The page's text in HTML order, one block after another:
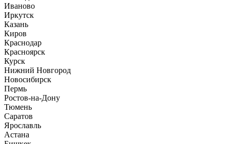
Иваново
Иркутск
Казань
Киров
Краснодар
Красноярск
Курск
Нижний Новгород
Новосибирск
Пермь
Ростов-на-Дону
Тюмень
Саратов
Ярославль
Астана